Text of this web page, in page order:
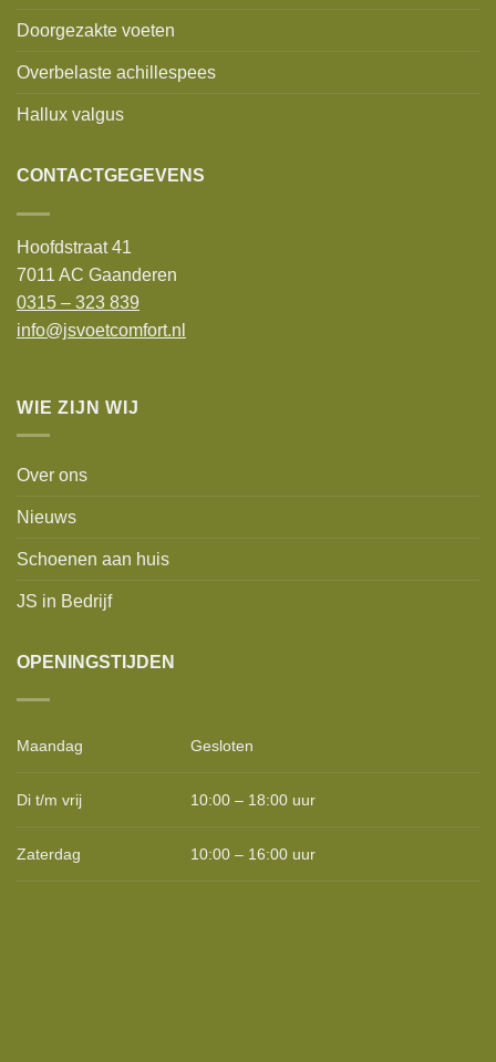
Doorgezakte voeten
Overbelaste achillespees
Hallux valgus
CONTACTGEGEVENS
Hoofdstraat 41
7011 AC Gaanderen
0315 – 323 839
info@jsvoetcomfort.nl
WIE ZIJN WIJ
Over ons
Nieuws
Schoenen aan huis
JS in Bedrijf
OPENINGSTIJDEN
Maandag Gesloten
Di t/m vrij 10:00 – 18:00 uur
Zaterdag 10:00 – 16:00 uur